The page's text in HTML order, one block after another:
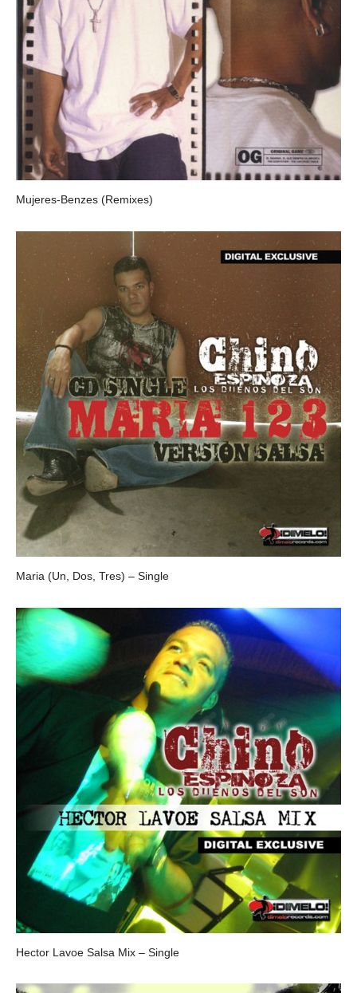
Mujeres-Benzes (Remixes)
MELLOW MAN ACE
Maria (Un, Dos, Tres) – Single
CHINO ESPINOZA Y LOS DUEÑOS DEL SON
Hector Lavoe Salsa Mix – Single
CHINO ESPINOZA Y LOS DUEÑOS DEL SON